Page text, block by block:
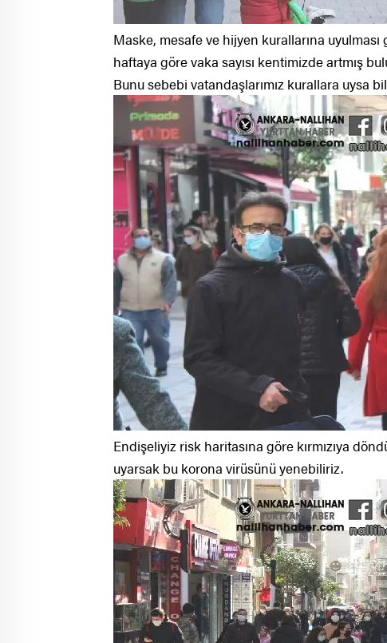
Maske, mesafe ve hijyen kurallarına
haftaya göre vaka sayısı kentimizde artmış
Bunu sebebi vatandaşlarımız kurallara uysa
Endişeliyiz risk haritasına göre kırmızıya
uyarsak bu korona virüsünü yenebiliriz.